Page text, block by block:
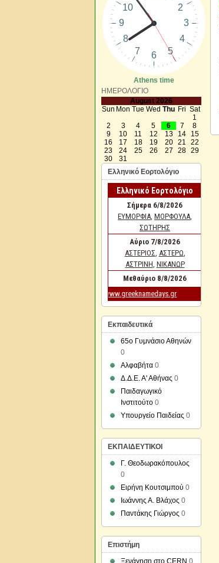
Athens time
ΗΜΕΡΟΛΟΓΙΟ
August 2026
Sun Mon Tue Wed Thu Fri Sat
1
2
3 4 5 6 7
8
9
10 11 12 13 14
15
16
17 18 19 20 21
22
23
24 25 26 27 28 29
30
31
Ελληνικό Εορτολόγιο
Εκπαιδευτικά
65ο Γυμνάσιο Αθηνών
0
Αλφαβήτα 0
Δ.Δ.Ε. Α' Αθήνας 0
Παιδαγωγικό
Ινστιτούτο 0
Υπουργείο Παιδείας 0
ΕΚΠΑΙΔΕΥΤΙΚΟΙ
Γ. Θεοδωρακόπουλος
0
Ειρήνη Κουτσιμπού 0
Ιωάννης Α. Βλάχος 0
Παντάκης Γιώργος 0
Επιστήμη
Ξενάγηση στο CERN 0